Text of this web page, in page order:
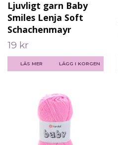
Ljuvligt garn Baby
Smiles Lenja Soft
Schachenmayr
19 kr
LÄS MER LÄGG I KORGEN